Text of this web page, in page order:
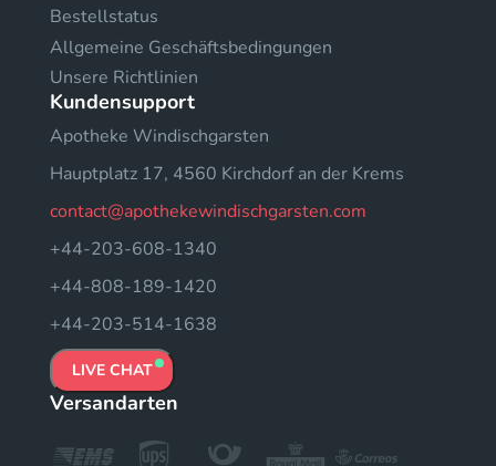
Bestellstatus
Allgemeine Geschäftsbedingungen
Unsere Richtlinien
Kundensupport
Apotheke Windischgarsten
Hauptplatz 17, 4560 Kirchdorf an der Krems
contact@apothekewindischgarsten.com
+44-203-608-1340
+44-808-189-1420
+44-203-514-1638
LIVE CHAT
Versandarten